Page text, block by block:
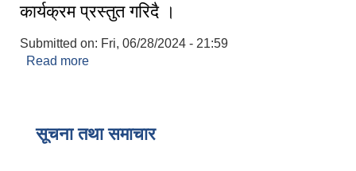
कार्यक्रम प्रस्तुत गरिदै ।
Submitted on: Fri, 06/28/2024 - 21:59
Read more
सूचना तथा समाचार